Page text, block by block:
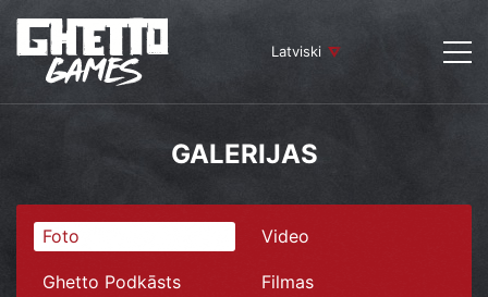
Latviski
GALERIJAS
Foto Video
Ghetto Podkāsts Filmas